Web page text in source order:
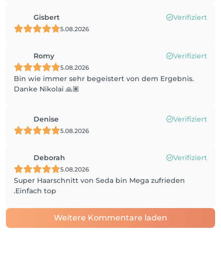
Gisbert Verifiziert
5.08.2026
Romy Verifiziert
5.08.2026
Bin wie immer sehr begeistert von dem Ergebnis.
Danke Nikolai 🙏🏽
Denise Verifiziert
5.08.2026
Deborah Verifiziert
5.08.2026
Super Haarschnitt von Seda bin Mega zufrieden
.Einfach top
Weitere Kommentare laden